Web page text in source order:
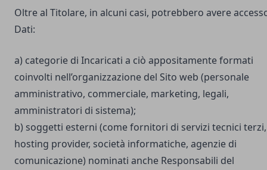
Oltre al Titolare, in alcuni casi, potrebbero avere
Dati:
a) categorie di Incaricati a ciò appositamente formati
coinvolti nell’organizzazione del Sito web (personale
amministrativo, commerciale, marketing, legali,
amministratori di sistema);
b) soggetti esterni (come fornitori di servizi tecnici terzi,
hosting provider, società informatiche, agenzie di
comunicazione) nominati anche Responsabili del